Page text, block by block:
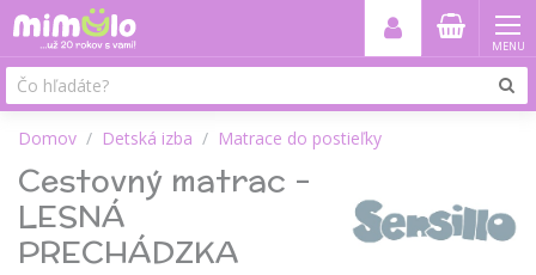
MENU
Domov Detská izba Matrace do postieľky
Cestovný matrac -
LESNÁ
PRECHÁDZKA